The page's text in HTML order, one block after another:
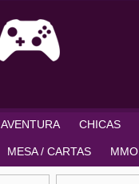
AVENTURA CHICAS
MESA / CARTAS MMO